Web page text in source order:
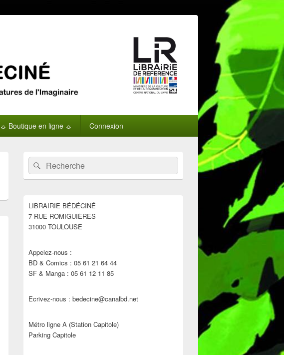
☼ Boutique en ligne ☼ Connexion
Zone
principale
de
widget
barre
latérale
Recherche :Rechercher
LIBRAIRIE BÉDÉCINÉ
7 RUE ROMIGUIÈRES
31000 TOULOUSE
Appelez-nous :
BD & Comics : 05 61 21 64 44
SF & Manga : 05 61 12 11 85
Ecrivez-nous : bedecine@canalbd.net
Métro ligne A (Station Capitole)
Parking Capitole